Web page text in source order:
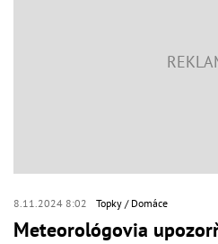
8.11.2024 8:02 Topky Domáce
Meteorológovia